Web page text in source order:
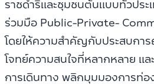
ราชดำริและชุมชนต้นแบบทั่วประ
ร่วมมือ Public-Private-
โดยให้ความสำคัญกับประสบก
โจทย์ความสนใจที่หลากหลาย แ
การเดินทาง พลิกมุมมองการท่